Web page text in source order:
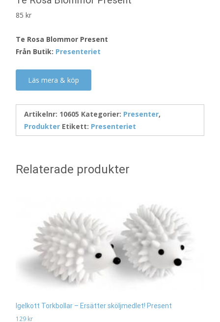
85 kr
Te Rosa Blommor Present
Från Butik: Presenteriet
Läs mera & köp
Artikelnr: 10605 Kategorier: Presenter,
Produkter Etikett: Presenteriet
Relaterade produkter
Igelkott Torkbollar – Ersätter sköljmedlet! Present
129 kr